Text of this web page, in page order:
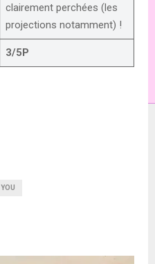
clairement perchées (les
projections notamment) !
3/5P
YOU